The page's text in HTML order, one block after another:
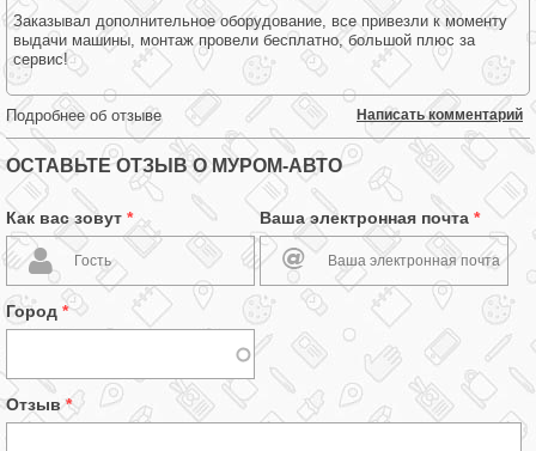
Заказывал дополнительное оборудование, все привезли к моменту
выдачи машины, монтаж провели бесплатно, большой плюс за
сервис!
Подробнее об отзыве Написать комментарий
ОСТАВЬТЕ ОТЗЫВ О МУРОМ-АВТО
Как вас зовут * Ваша электронная почта *
Город *
Отзыв *